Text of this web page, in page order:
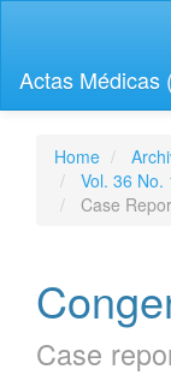
page
content
Navigation
Main
Content
Actas Médicas
Home
Vol. 36
Case
Case